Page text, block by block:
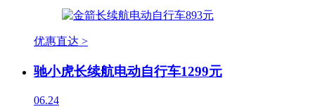
优惠直达 >
驰小虎长续航电动自行车1299元
06.24